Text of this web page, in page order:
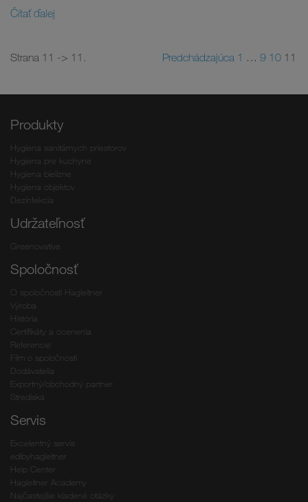
Čítať ďalej
Strana 11 -> 11. Predchádzajúca 1 … 9 10 11
Produkty
Hygiena sanitárnych priestorov
Hygiena pre kuchyne
Hygiena bielizne
Hygiena objektov
Dezinfekcia
Udržateľnosť
Greenovative
Spoločnosť
O spoločnosti Hagleitner
Výroba
História
Certifikáty a ocenenia
Referencie
Film o spoločnosti
Dodávatelia
Exportný/obchodný partner
Strediská
Servis
Excelentný servis
edibyhagleitner
Help Center
Hagleitner Academy
Najčastejšie kladené otázky